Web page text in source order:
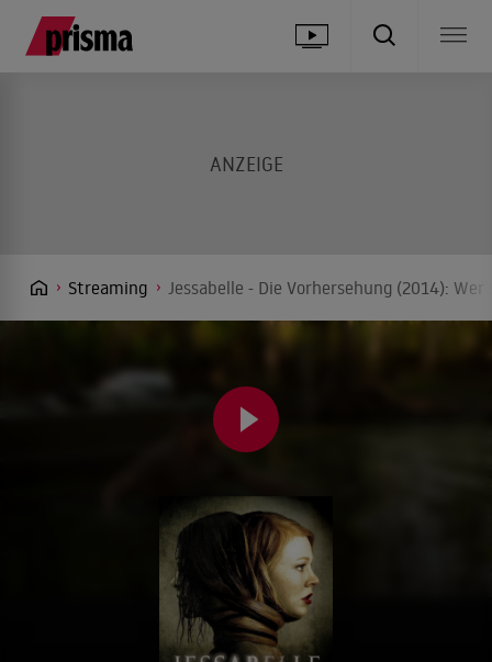
Streaming Jessabelle - Die Vorhersehung (2014):